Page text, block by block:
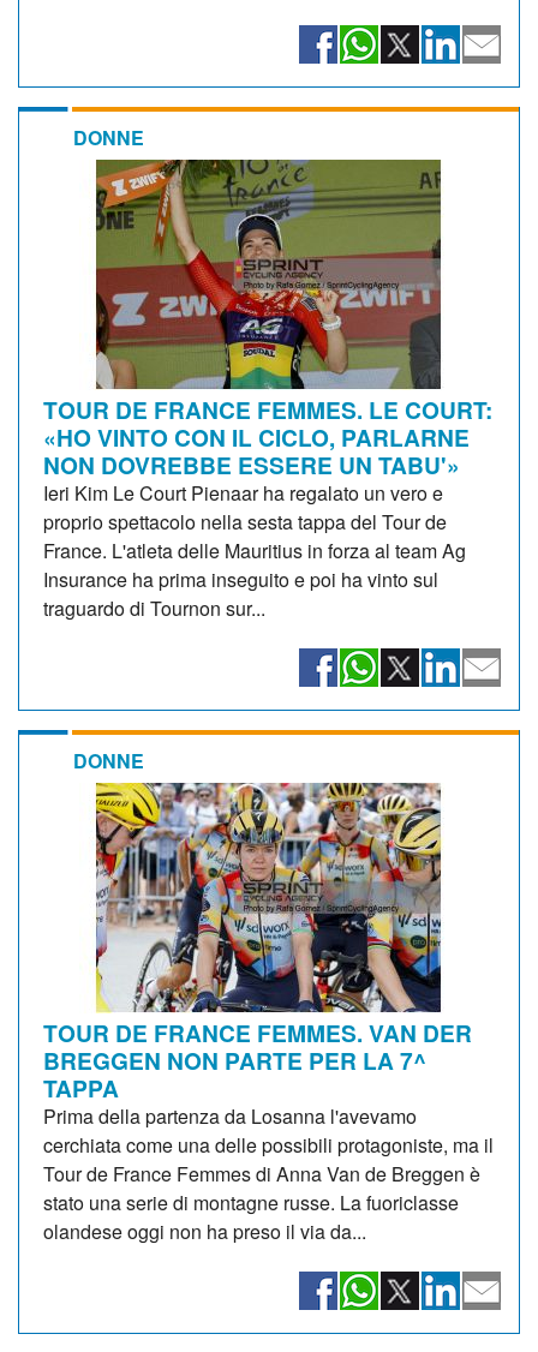
DONNE
TOUR DE FRANCE FEMMES. LE COURT:
«HO VINTO CON IL CICLO, PARLARNE
NON DOVREBBE ESSERE UN TABU'»
Ieri Kim Le Court Pienaar ha regalato un vero e
proprio spettacolo nella sesta tappa del Tour de
France. L'atleta delle Mauritius in forza al team Ag
Insurance ha prima inseguito e poi ha vinto sul
traguardo di Tournon sur...
DONNE
TOUR DE FRANCE FEMMES. VAN DER
BREGGEN NON PARTE PER LA 7^
TAPPA
Prima della partenza da Losanna l'avevamo
cerchiata come una delle possibili protagoniste, ma il
Tour de France Femmes di Anna Van de Breggen è
stato una serie di montagne russe. La fuoriclasse
olandese oggi non ha preso il via da...